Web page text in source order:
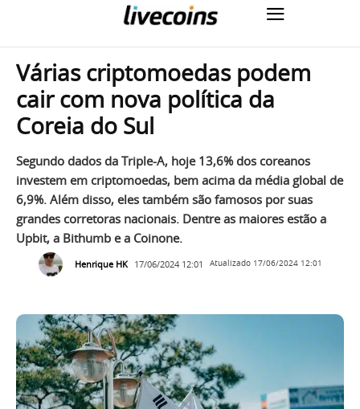
Várias criptomoedas podem
cair com nova política da
Coreia do Sul
Segundo dados da Triple-A, hoje 13,6% dos coreanos
investem em criptomoedas, bem acima da média global de
6,9%. Além disso, eles também são famosos por suas
grandes corretoras nacionais. Dentre as maiores estão a
Upbit, a Bithumb e a Coinone.
Henrique HK 17/06/2024 12:01 Atualizado 17/06/2024 12:01